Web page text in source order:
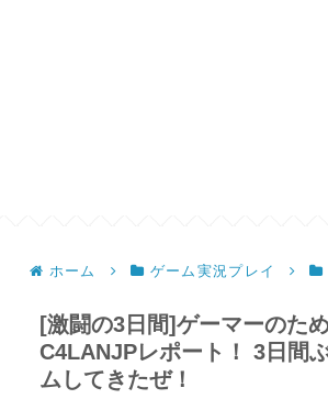
ホーム ゲーム実況プレイ
[激闘の3日間]ゲーマーのた
C4LANJPレポート！ 3日間
ムしてきたぜ！